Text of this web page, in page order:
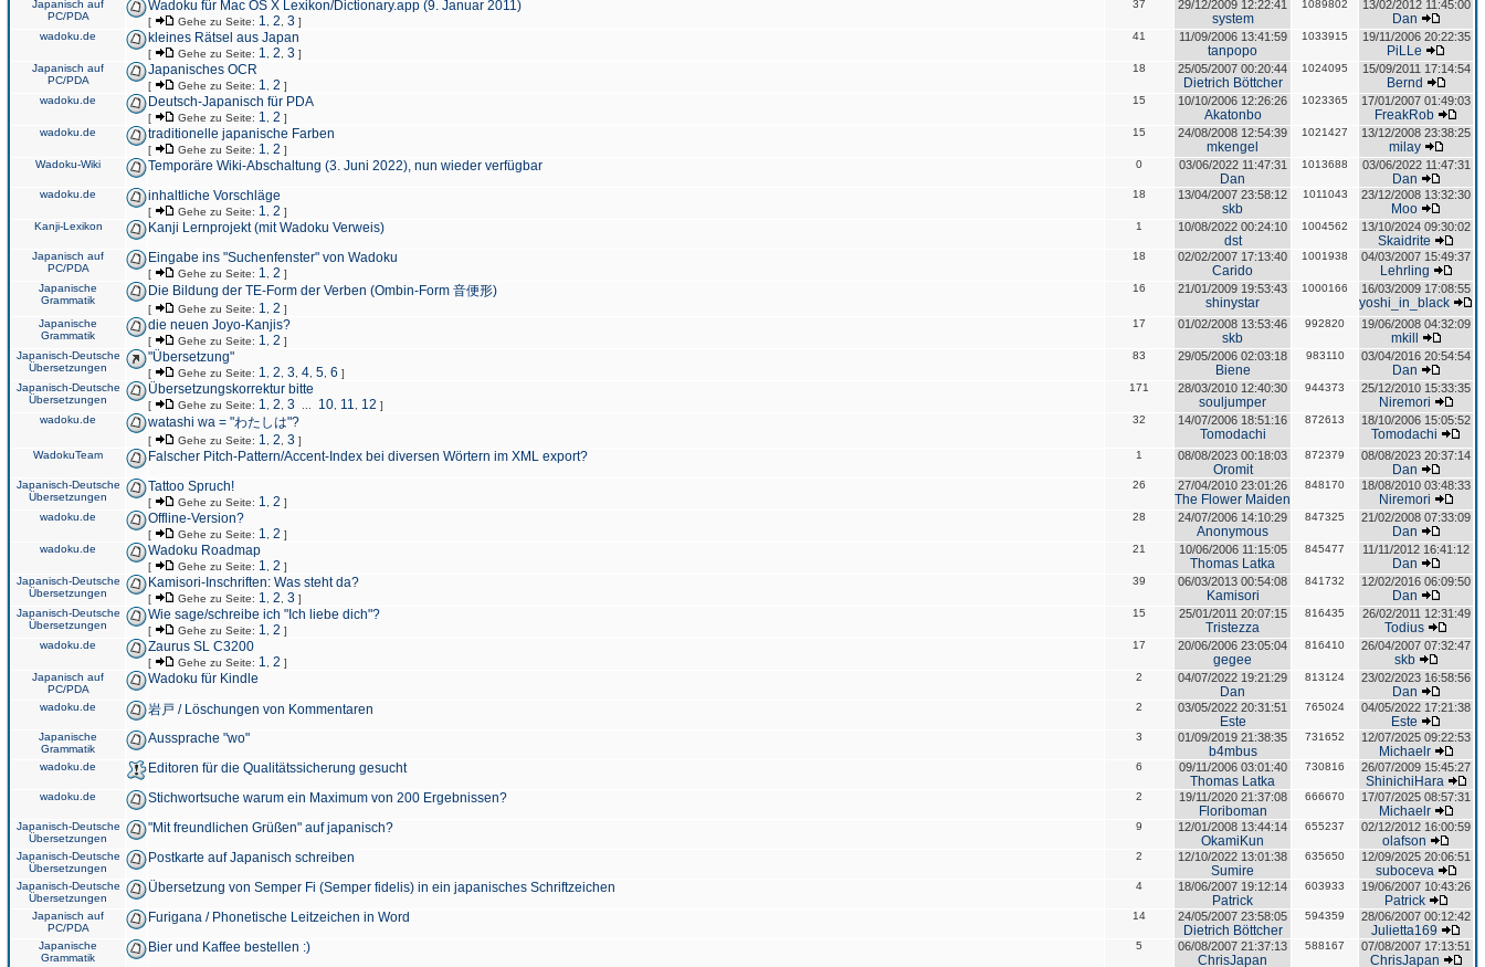
Japanisch auf
PC/PDA
Wadoku für Mac OS X Lexikon/Dictionary.app (9. Januar 2011)
[ Gehe zu Seite: 1 2 3 ]
37 29/12/2009 12:22:41
system
1089802 13/02/2012 11:45:00
Dan
wadoku.de kleines Rätsel aus Japan
[ Gehe zu Seite: 1 2 3 ]
41 11/09/2006 13:41:59
tanpopo
1033915 19/11/2006 20:22:35
PiLLe
Japanisch auf
PC/PDA
Japanisches OCR
[ Gehe zu Seite: 1 2 ]
18 25/05/2007 00:20:44
Dietrich Böttcher
1024095 15/09/2011 17:14:54
Bernd
wadoku.de Deutsch-Japanisch für PDA
[ Gehe zu Seite: 1 2 ]
15 10/10/2006 12:26:26
Akatonbo
1023365 17/01/2007 01:49:03
FreakRob
wadoku.de traditionelle japanische Farben
[ Gehe zu Seite: 1 2 ]
15 24/08/2008 12:54:39
mkengel
1021427 13/12/2008 23:38:25
milay
Wadoku-Wiki Temporäre Wiki-Abschaltung (3. Juni 2022), nun wieder verfügbar 0 03/06/2022 11:47:31
Dan
1013688 03/06/2022 11:47:31
Dan
wadoku.de inhaltliche Vorschläge
[ Gehe zu Seite: 1 2 ]
18 13/04/2007 23:58:12
skb
1011043 23/12/2008 13:32:30
Moo
Kanji-Lexikon Kanji Lernprojekt (mit Wadoku Verweis) 1 10/08/2022 00:24:10
dst
1004562 13/10/2024 09:30:02
Skaidrite
Japanisch auf
PC/PDA
Eingabe ins "Suchenfenster" von Wadoku
[ Gehe zu Seite: 1 2 ]
18 02/02/2007 17:13:40
Carido
1001938 04/03/2007 15:49:37
Lehrling
Japanische
Grammatik
Die Bildung der TE-Form der Verben (Ombin-Form 音便形)
[ Gehe zu Seite: 1 2 ]
16 21/01/2009 19:53:43
shinystar
1000166 16/03/2009 17:08:55
yoshi_in_black
Japanische
Grammatik
die neuen Joyo-Kanjis?
[ Gehe zu Seite: 1 2 ]
17 01/02/2008 13:53:46
skb
992820 19/06/2008 04:32:09
mkill
Japanisch-Deutsche
Übersetzungen
"Übersetzung"
[ Gehe zu Seite: 1 2 3 4 5 6 ]
83 29/05/2006 02:03:18
Biene
983110 03/04/2016 20:54:54
Dan
Japanisch-Deutsche
Übersetzungen
Übersetzungskorrektur bitte
[ Gehe zu Seite: 1 2 3 10 11 12 ]
171 28/03/2010 12:40:30
souljumper
944373 25/12/2010 15:33:35
Niremori
wadoku.de watashi wa = "わたしは"?
[ Gehe zu Seite: 1 2 3 ]
32 14/07/2006 18:51:16
Tomodachi
872613 18/10/2006 15:05:52
Tomodachi
WadokuTeam Falscher Pitch-Pattern/Accent-Index bei diversen Wörtern im XML export? 1 08/08/2023 00:18:03
Oromit
872379 08/08/2023 20:37:14
Dan
Japanisch-Deutsche
Übersetzungen
Tattoo Spruch!
[ Gehe zu Seite: 1 2 ]
26 27/04/2010 23:01:26
The Flower Maiden
848170 18/08/2010 03:48:33
Niremori
wadoku.de Offline-Version?
[ Gehe zu Seite: 1 2 ]
28 24/07/2006 14:10:29
Anonymous
847325 21/02/2008 07:33:09
Dan
wadoku.de Wadoku Roadmap
[ Gehe zu Seite: 1 2 ]
21 10/06/2006 11:15:05
Thomas Latka
845477 11/11/2012 16:41:12
Dan
Japanisch-Deutsche
Übersetzungen
Kamisori-Inschriften: Was steht da?
[ Gehe zu Seite: 1 2 3 ]
39 06/03/2013 00:54:08
Kamisori
841732 12/02/2016 06:09:50
Dan
Japanisch-Deutsche
Übersetzungen
Wie sage/schreibe ich "Ich liebe dich"?
[ Gehe zu Seite: 1 2 ]
15 25/01/2011 20:07:15
Tristezza
816435 26/02/2011 12:31:49
Todius
wadoku.de Zaurus SL C3200
[ Gehe zu Seite: 1 2 ]
17 20/06/2006 23:05:04
gegee
816410 26/04/2007 07:32:47
skb
Japanisch auf
PC/PDA
Wadoku für Kindle 2 04/07/2022 19:21:29
Dan
813124 23/02/2023 16:58:56
Dan
wadoku.de 岩戸 / Löschungen von Kommentaren 2 03/05/2022 20:31:51
Este
765024 04/05/2022 17:21:38
Este
Japanische
Grammatik
Aussprache "wo" 3 01/09/2019 21:38:35
b4mbus
731652 12/07/2025 09:22:53
Michaelr
wadoku.de Editoren für die Qualitätssicherung gesucht 6 09/11/2006 03:01:40
Thomas Latka
730816 26/07/2009 15:45:27
ShinichiHara
wadoku.de Stichwortsuche warum ein Maximum von 200 Ergebnissen? 2 19/11/2020 21:37:08
Floriboman
666670 17/07/2025 08:57:31
Michaelr
Japanisch-Deutsche
Übersetzungen
"Mit freundlichen Grüßen" auf japanisch? 9 12/01/2008 13:44:14
OkamiKun
655237 02/12/2012 16:00:59
olafson
Japanisch-Deutsche
Übersetzungen
Postkarte auf Japanisch schreiben 2 12/10/2022 13:01:38
Sumire
635650 12/09/2025 20:06:51
suboceva
Japanisch-Deutsche
Übersetzungen
Übersetzung von Semper Fi (Semper fidelis) in ein japanisches Schriftzeichen 4 18/06/2007 19:12:14
Patrick
603933 19/06/2007 10:43:26
Patrick
Japanisch auf
PC/PDA
Furigana / Phonetische Leitzeichen in Word 14 24/05/2007 23:58:05
Dietrich Böttcher
594359 28/06/2007 00:12:42
Julietta169
Japanische
Grammatik
Bier und Kaffee bestellen :) 5 06/08/2007 21:37:13
ChrisJapan
588167 07/08/2007 17:13:51
ChrisJapan